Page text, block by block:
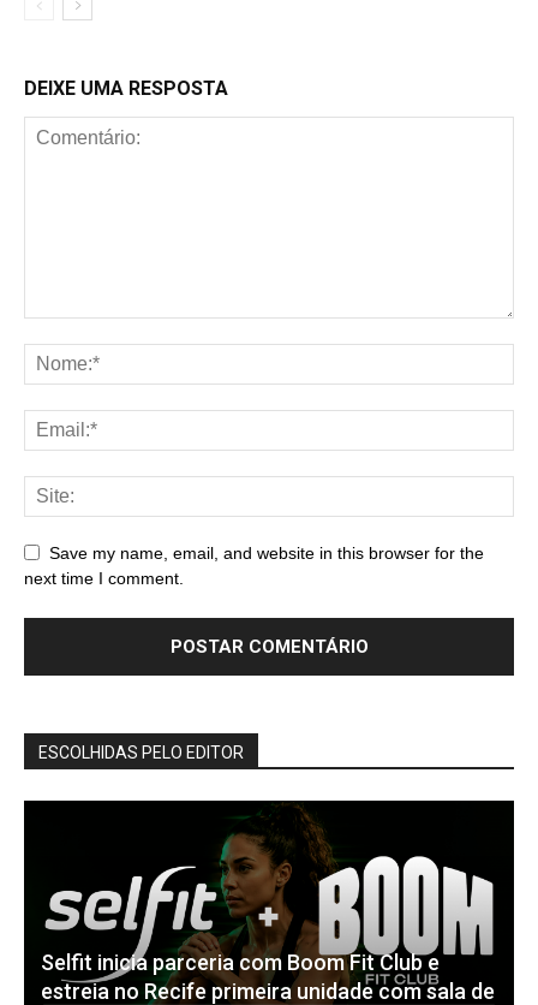
DEIXE UMA RESPOSTA
Save my name, email, and website in this browser for the
next time I comment.
ESCOLHIDAS PELO EDITOR
Selfit inicia parceria com Boom Fit Club e
estreia no Recife primeira unidade com sala de